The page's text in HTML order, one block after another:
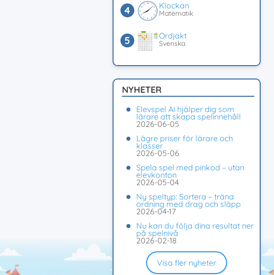
Klockan
Matematik
Ordjakt
Svenska
NYHETER
Elevspel AI hjälper dig som
lärare att skapa spelinnehåll
2026-06-05
Lägre priser för lärare och
klasser
2026-05-06
Spela spel med pinkod – utan
elevkonton
2026-05-04
Ny speltyp: Sortera – träna
ordning med drag och släpp
2026-04-17
Nu kan du följa dina resultat ner
på spelnivå
2026-02-18
Visa fler nyheter